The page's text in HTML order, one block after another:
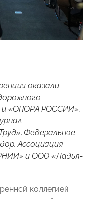
оказали
и «ОПОРА РОССИИ»,
Федеральное
Ассоциация
и ООО «Ладья-
коллегией